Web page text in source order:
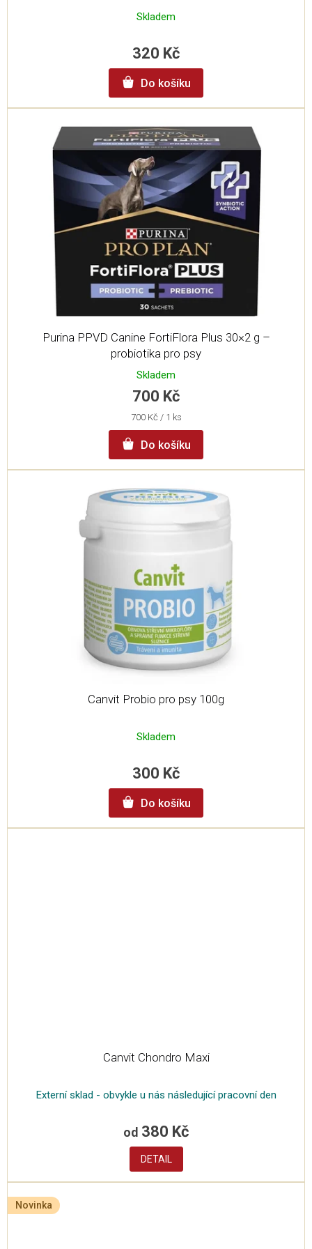
Skladem
320 Kč
Do košíku
Purina PPVD Canine FortiFlora Plus 30×2 g –
probiotika pro psy
Skladem
700 Kč
Měrná
cena:
700 Kč / 1 ks
Do košíku
Canvit Probio pro psy 100g
Skladem
300 Kč
Do košíku
Canvit Chondro Maxi
Externí sklad - obvykle u nás následující pracovní den
od 380 Kč
DETAIL
Novinka